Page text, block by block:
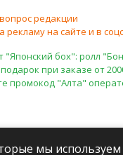
редакции
рекламу на сайте и в
"Японский бох": ролл
при заказе от
промокод "Алта"
мы